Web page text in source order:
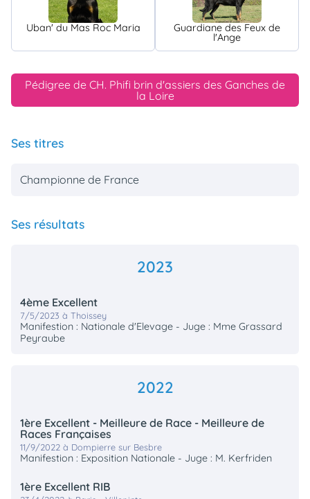
Uban' du Mas Roc Maria Guardiane des Feux de
l'Ange
Pédigree de CH. Phifi brin d'assiers des Ganches de
la Loire
Ses titres
Championne de France
Ses résultats
2023
4ème Excellent
7/5/2023 à Thoissey
Manifestion : Nationale d'Elevage - Juge : Mme Grassard
Peyraube
2022
1ère Excellent - Meilleure de Race - Meilleure de
Races Françaises
11/9/2022 à Dompierre sur Besbre
Manifestion : Exposition Nationale - Juge : M. Kerfriden
1ère Excellent RIB